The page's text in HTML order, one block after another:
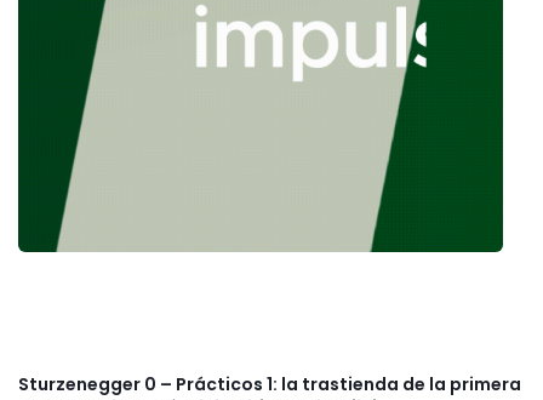
Sturzenegger 0 – Prácticos 1: la trastienda de la primera